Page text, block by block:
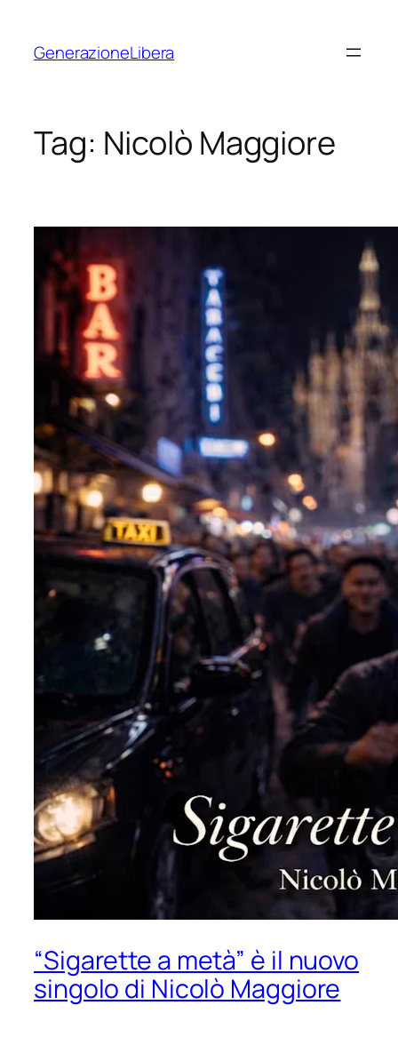
contenuto
GenerazioneLibera
Tag: Nicolò Maggiore
“Sigarette a metà” è il nuovo
singolo di Nicolò Maggiore